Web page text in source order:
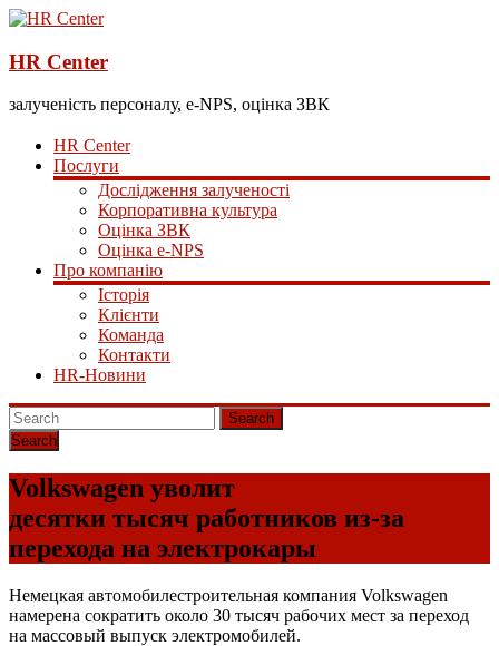
HR Center
залученість персоналу, e-NPS, оцінка ЗВК
HR Center
Послуги
Дослідження залученості
Корпоративна культура
Оцінка ЗВК
Оцінка e-NPS
Про компанію
Історія
Клієнти
Команда
Контакти
HR-Новини
Search
Volkswagen уволит
десятки тысяч работников из-за
перехода на электрокары
Немецкая автомобилестроительная компания Volkswagen
намерена сократить около 30 тысяч рабочих мест за переход
на массовый выпуск электромобилей.